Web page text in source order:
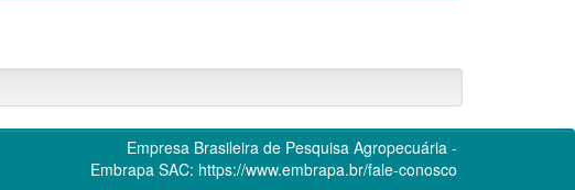
Empresa Brasileira de Pesquisa Agropecuária -
Embrapa SAC: https://www.embrapa.br/fale-conosco